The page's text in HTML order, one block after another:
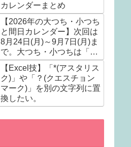
カレンダーまとめ
【2026年の大つち・小つち
と間日カレンダー】次回は
8月24日(月)～9月7日(月)ま
で。大つち・小つちは「土
を犯すべからず」の期間で
す。
【Excel技】「*(アスタリス
ク)」や「？(クエスチョン
マーク)」を別の文字列に置
換したい。